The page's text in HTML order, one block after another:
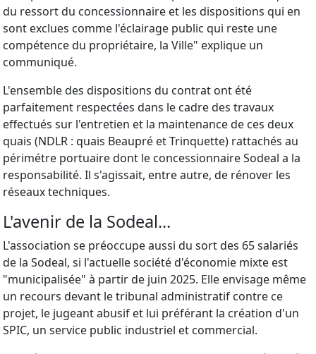
du ressort du concessionnaire et les dispositions qui en
sont exclues comme l'éclairage public qui reste une
compétence du propriétaire, la Ville" explique un
communiqué.
L'ensemble des dispositions du contrat ont été
parfaitement respectées dans le cadre des travaux
effectués sur l'entretien et la maintenance de ces deux
quais (NDLR : quais Beaupré et Trinquette) rattachés au
périmétre portuaire dont le concessionnaire Sodeal a la
responsabilité. Il s'agissait, entre autre, de rénover les
réseaux techniques.
L'avenir de la Sodeal...
L'association se préoccupe aussi du sort des 65 salariés
de la Sodeal, si l'actuelle société d'économie mixte est
"municipalisée" à partir de juin 2025. Elle envisage même
un recours devant le tribunal administratif contre ce
projet, le jugeant abusif et lui préférant la création d'un
SPIC, un service public industriel et commercial.